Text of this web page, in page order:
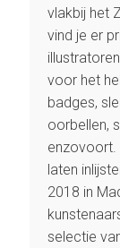
vlakbij het
vind je er
voor het
badges,
oorbellen,
enzovoort.
laten
2018 in
selectie